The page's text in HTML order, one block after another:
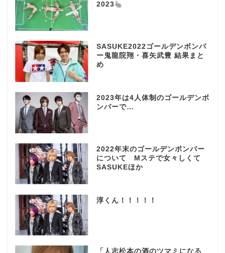
2023
SASUKE2022ゴールデンボンバ
ー鬼龍院翔・喜矢武豊 結果まと
め
2023年は4人体制のゴールデンボ
ンバーで…
2022年末のゴールデンボンバー
について Mステで女々しくて
SASUKEほか
淳くん！！！！！
「人志松本の酒のツマミになる